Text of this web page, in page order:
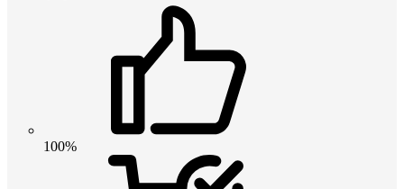
100%